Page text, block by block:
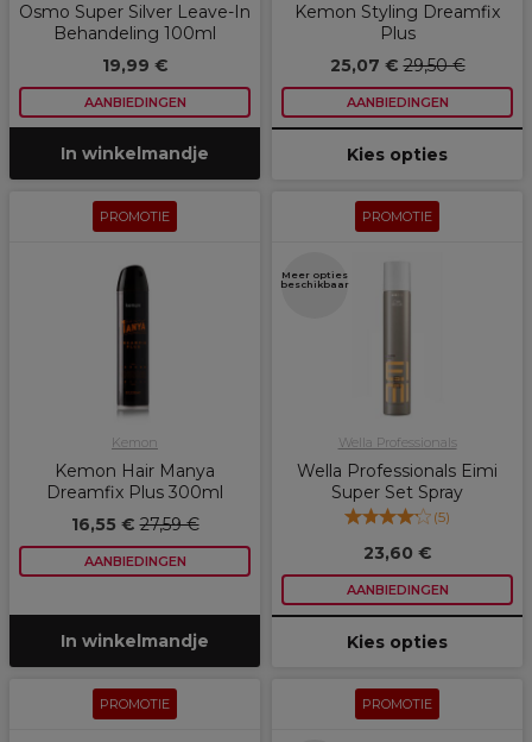
Osmo Super Silver Leave-In
Behandeling 100ml
19,99 €
AANBIEDINGEN
In winkelmandje
Kemon Styling Dreamfix
Plus
25,07 €29,50 €
AANBIEDINGEN
Kies opties
PROMOTIE
Kemon
Kemon Hair Manya
Dreamfix Plus 300ml
16,55 €27,59 €
AANBIEDINGEN
In winkelmandje
PROMOTIE
Meer opties
beschikbaar
Wella Professionals
Wella Professionals Eimi
Super Set Spray
(5)
23,60 €
AANBIEDINGEN
Kies opties
PROMOTIE PROMOTIE